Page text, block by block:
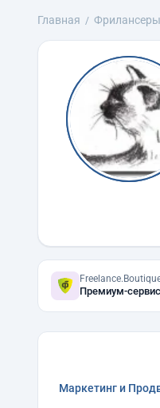
Главная Фрилансеры
Премиум-
Маркетинг и